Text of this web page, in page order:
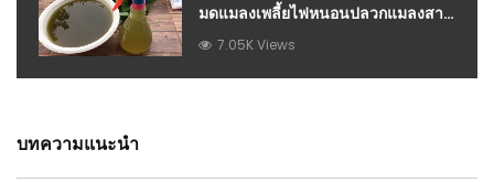
มดแมลงเพลี้ยไฟหนอนปลวกแมลงสาบ
ยุงแก้ใบหยิกในพริกมะนาว 100% แม่
7.05K Views
บทความแนะนำ